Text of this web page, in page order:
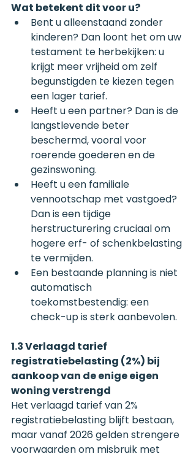
Wat betekent dit voor u?
Bent u alleenstaand zonder
kinderen? Dan loont het om uw
testament te herbekijken: u
krijgt meer vrijheid om zelf
begunstigden te kiezen tegen
een lager tarief.
Heeft u een partner? Dan is de
langstlevende beter
beschermd, vooral voor
roerende goederen en de
gezinswoning.
Heeft u een familiale
vennootschap met vastgoed?
Dan is een tijdige
herstructurering cruciaal om
hogere erf- of schenkbelasting
te vermijden.
Een bestaande planning is niet
automatisch
toekomstbestendig: een
check-up is sterk aanbevolen.
1.3 Verlaagd tarief
registratiebelasting (2%) bij
aankoop van de enige eigen
woning verstrengd
Het verlaagd tarief van 2%
registratiebelasting blijft bestaan,
maar vanaf 2026 gelden strengere
voorwaarden om misbruik met